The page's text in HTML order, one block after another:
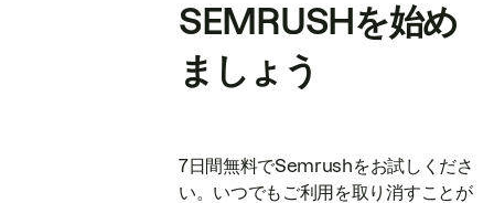
SEMRUSHを始め
ましょう
7日間無料でSemrushをお試しくださ
い。いつでもご利用を取り消すことが